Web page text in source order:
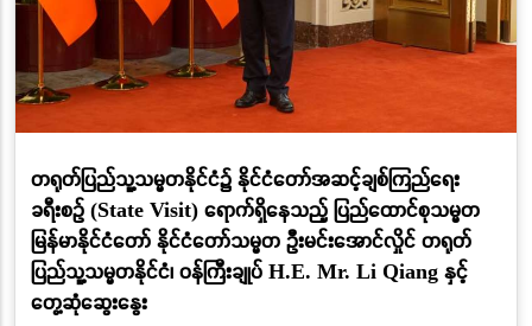
တရုတ်ပြည်သူ့သမ္မတနိုင်ငံ၌ နိုင်ငံတော်အဆင့်ချစ်ကြည်ရေး
ခရီးစဉ် (State Visit) ရောက်ရှိနေသည့် ပြည်ထောင်စုသမ္မတ
မြန်မာနိုင်ငံတော် နိုင်ငံတော်သမ္မတ ဦးမင်းအောင်လှိုင် တရုတ်
ပြည်သူ့သမ္မတနိုင်ငံ၊ ဝန်ကြီးချုပ် H.E. Mr. Li Qiang နှင့်
တွေ့ဆုံဆွေးနွေး